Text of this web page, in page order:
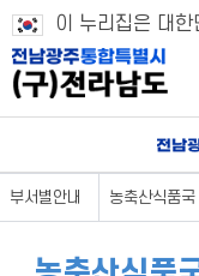
이 누리집은 대
부서별안내 농축산식품국